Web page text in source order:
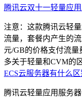
腾讯云双十一轻量应
注意：这款腾讯云轻
流量，套餐内产生的
元/GB的价格支付流
多关于轻量和CVM的
ECS云服务器有什么区
腾讯云轻量应用服务